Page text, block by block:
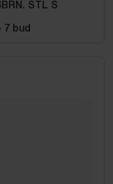
STL S
· 7 bud